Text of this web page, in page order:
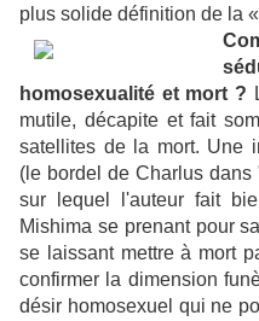
plus solide définition de la
homosexualité et mort ?
mutile, décapite et fait
satellites de la mort. Une
(le bordel de Charlus dans
sur lequel l'auteur fait
Mishima se prenant pour
se laissant mettre à mort
confirmer la dimension
désir homosexuel qui ne